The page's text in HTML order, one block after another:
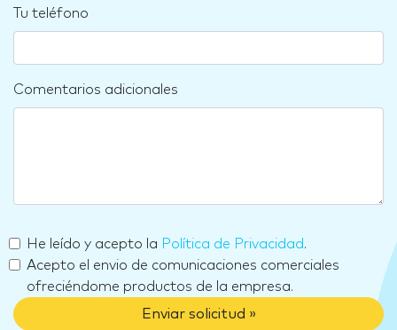
Tu teléfono
Comentarios adicionales
He leído y acepto la Política de Privacidad.
Acepto el envio de comunicaciones comerciales
ofreciéndome productos de la empresa.
Enviar solicitud »